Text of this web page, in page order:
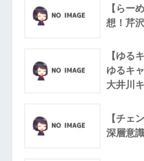
【らー
想！芹
【ゆる
ゆるキ
大井川
【チェ
深層意